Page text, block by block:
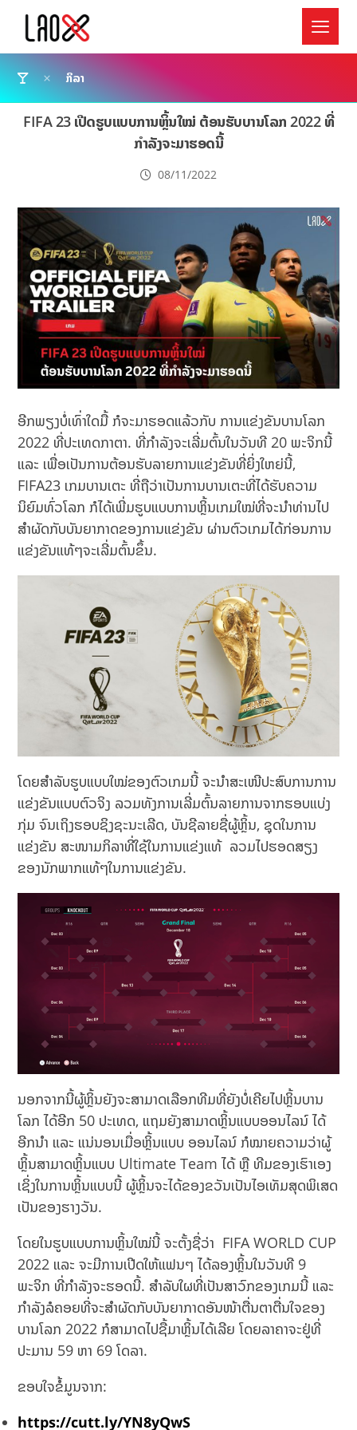
ກິລາ
FIFA 23 ເປີດຮູບແບບການຫຼິ້ນໃໝ່ ຕ້ອນຮັບບານໂລກ 2022 ທີ່
ກຳລັງຈະມາຮອດນີ້
08/11/2022
ອີກພຽງບໍ່ເທົ່າໃດມື້ ກໍຈະມາຮອດແລ້ວກັບ ການແຂ່ງຂັນບານໂລກ
2022 ທີ່ປະເທດກາຕາ. ທີ່ກໍາລັງຈະເລີ່ມຕົ້ນໃນວັນທີ 20 ພະຈິກນີ້
ແລະ ເພື່ອເປັນການຕ້ອນຮັບລາຍການແຂ່ງຂັນທີ່ຍິ່ງໃຫຍ່ນີ້,
FIFA23 ເກມບານເຕະ ທີ່ຖືວ່າເປັນການບານເຕະທີ່ໄດ້ຮັບຄວາມ
ນິຍົມທົ່ວໂລກ ກໍໄດ້ເພີ່ມຮູບແບບການຫຼິ້ນເກມໃໝ່ທີ່ຈະນໍາທ່ານໄປ
ສຳຜັດກັບບັນຍາກາດຂອງການແຂ່ງຂັນ ຜ່ານຕົວເກມໄດ້ກ່ອນການ
ແຂ່ງຂັນແທ້ໆຈະເລີ່ມຕົ້ນຂຶ້ນ.
ໂດຍສຳລັບຮູບແບບໃໝ່ຂອງຕົວເກມນີ້ ຈະນຳສະເໜີປະສົບການການ
ແຂ່ງຂັນແບບຕົວຈິງ ລວມທັງການເລີ່ມຕົ້ນລາຍການຈາກຮອບແບ່ງ
ກຸ່ມ ຈົນ​ເຖິງ​ຮອບຊິງຊະນະເລີດ, ບັນ​ຊີ​ລາຍ​ຊື່​ຜູ້ຫຼິ້ນ, ຊຸດໃນການ
ແຂ່ງຂັນ​ ສະໜາມກິລາທີ່ໃຊ້ໃນການແຂ່ງແທ້ ລວມໄປຮອດສຽງ
ຂອງນັກພາກແທ້ໆໃນການແຂ່ງຂັນ.
ນອກຈາກນີ້ຜູ້ຫຼິ້ນຍັງຈະສາມາດເລືອກທີມທີ່ຍັງບໍ່ເຄີຍໄປຫຼິ້ນບານ
ໂລກ ໄດ້ອີກ 50 ປະເທດ, ແຖມຍັງສາມາດຫຼິ້ນແບບອອນໄລນ໌ ໄດ້
ອີກນຳ ແລະ ແນ່ນອນເມື່ອຫຼິ້ນແບບ ອອນໄລນ໌ ກໍໝາຍຄວາມວ່າຜູ້
ຫຼິ້ນສາມາດຫຼິ້ນແບບ Ultimate Team ໄດ້ ຫຼື ທີມຂອງເຮົາເອງ
ເຊິ່ງໃນການຫຼິ້ນແບບນີ້ ຜູ້ຫຼິ້ນຈະໄດ້ຂອງຂວັນເປັນໄອເທັມສຸດພິເສດ
ເປັນຂອງຮາງວັນ.
ໂດຍໃນຮູບແບບການຫຼິ້ນໃໝ່ນີ້ ຈະຕັ້ງຊື່ວ່າ FIFA WORLD CUP
2022 ແລະ ຈະມີການເປີດໃຫ້ແຟນໆ ໄດ້ລອງຫຼິ້ນໃນວັນທີ 9
ພະຈິກ ທີ່ກຳລັງຈະຮອດນີ້. ສຳລັບໃຜທີ່ເປັນສາວົກຂອງເກມນີ້ ແລະ
ກຳລັງລໍຄອຍທີ່ຈະສຳຜັດກັບບັນຍາກາດອັນໜ້າຕື່ນຕາຕື່ນໃຈຂອງ
ບານໂລກ 2022 ກໍສາມາດໄປຊື້ມາຫຼິ້ນໄດ້ເລີຍ ໂດຍລາຄາຈະຢູ່ທີ່
ປະມານ 59 ຫາ 69 ໂດລາ.
ຂອບໃຈຂໍ້ມູນຈາກ:
https://cutt.ly/YN8yQwS